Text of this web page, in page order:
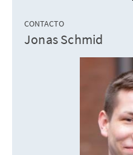
CONTACTO
Jonas Schmid